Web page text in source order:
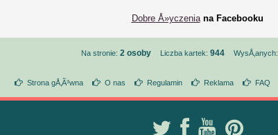
Dobre Å»yczeniana Facebooku
Na stronie: 2 osoby Liczba kartek: 944 WysÅ‚anych:
Strona gÅ‚Ã³wna O nas Regulamin Reklama FAQ